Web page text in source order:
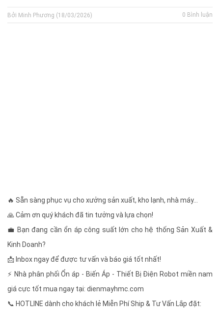
Bởi Minh Phương (18/03/2026) 0 Bình luận
🔥 Sẵn sàng phục vụ cho xưởng sản xuất, kho lạnh, nhà máy…
🙏 Cảm ơn quý khách đã tin tưởng và lựa chọn!
💼 Bạn đang cần ổn áp công suất lớn cho hệ thống Sản Xuất &
Kinh Doanh?
📩 Inbox ngay để được tư vấn và báo giá tốt nhất!
⚡ Nhà phân phối Ổn áp - Biến Áp - Thiết Bị Điện Robot miền nam
giá cực tốt mua ngay tại: dienmayhmc.com
📞 HOTLINE dành cho khách lẻ Miễn Phí Ship & Tư Vấn Lắp đặt: